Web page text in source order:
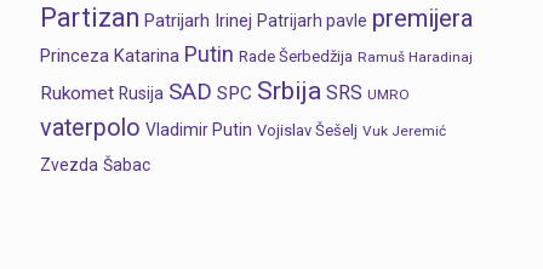
Partizan Patrijarh Irinej Patrijarh pavle premijera
Princeza Katarina Putin Rade Šerbedžija Ramuš Haradinaj
Rukomet Rusija SAD SPC Srbija SRS UMRO
vaterpolo Vladimir Putin Vojislav Šešelj Vuk Jeremić
Zvezda Šabac